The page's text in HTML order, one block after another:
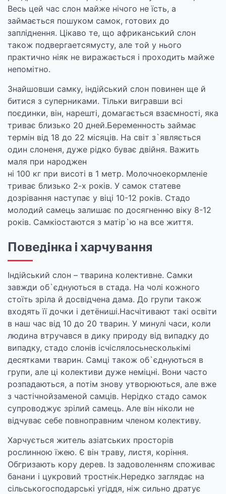
Весь цей час слон майже нічого не їсть, а
займається пошуком самок, готових до
запліднення. Цікаво те, що африканський слон
також подвергаетсямусту, але той у нього
практично ніяк не виражається і проходить майже
непомітно.
Знайшовши самку, індійський слон повинен ще й
битися з суперниками. Тільки вигравши всі
поєдинки, він, нарешті, домагається взаємності, яка
триває близько 20 дней.Беременность займає
термін від 18 до 22 місяців. На світ з`являється
один слоненя, дуже рідко буває двійня. Важить
маля при народжен
ні 100 кг при висоті в 1 метр. Молочноекормленіе
триває близько 2-х років. У самок статеве
дозрівання наступає у віці 10-12 років. Стадо
молодий самець залишає по досягненню віку 8-12
років. Самкіостаются з матір`ю на все життя.
Поведінка і харчування
Індійський слон – тварина колективне. Самки
завжди об`єднуються в стада. На чолі кожного
стоїть зріла й досвідчена дама. До групи також
входять її дочки і детёниші.Насчітивают такі освіти
в наш час від 10 до 20 тварин. У минулі часи, коли
людина втручався в дику природу від випадку до
випадку, стадо слонів ісчіслялосьнесколькімі
десятками тварин. Самці також об`єднуються в
групи, але ці колективи дуже неміцні. Вони часто
розпадаються, а потім знову утворюються, але вже
з частічнойзаменой самців. Нерідко стадо самок
супроводжує зрілий самець. Але він ніколи не
відчуває себе повноправним членом колективу.
Харчується житель азіатських просторів
рослинною їжею. Є він траву, листя, коріння.
Обгризають кору дерев. Із задоволенням споживає
банани і цукровий тростнік.Нередко заглядає на
сільськогосподарські угіддя, ніж сильно дратує